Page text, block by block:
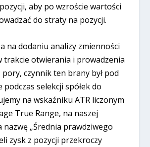
aby po wzroście wartości
do straty na pozycji.
na dodaniu analizy zmienności
trakcie otwierania i prowadzenia
pory, czynnik ten brany był pod
podczas selekcji spółek do
na wskaźniku ATR liczonym
True Range, na naszej
„Średnia prawdziwego
zysk z pozycji przekroczy